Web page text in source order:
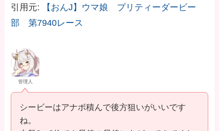
引用元:
【おんJ】ウマ娘 プリティーダービー
部 第7940レース
管理人
シービーはアナボ積んで後方狙いがいいです
ね。